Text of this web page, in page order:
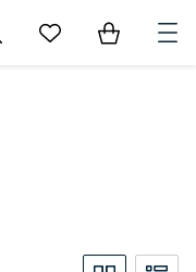
Go to My Favorites
Items in